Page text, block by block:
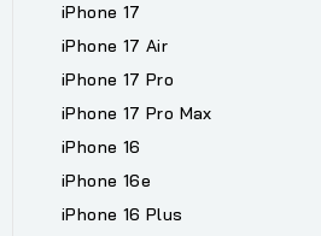
iPhone 17
iPhone 17 Air
iPhone 17 Pro
iPhone 17 Pro Max
iPhone 16
iPhone 16e
iPhone 16 Plus